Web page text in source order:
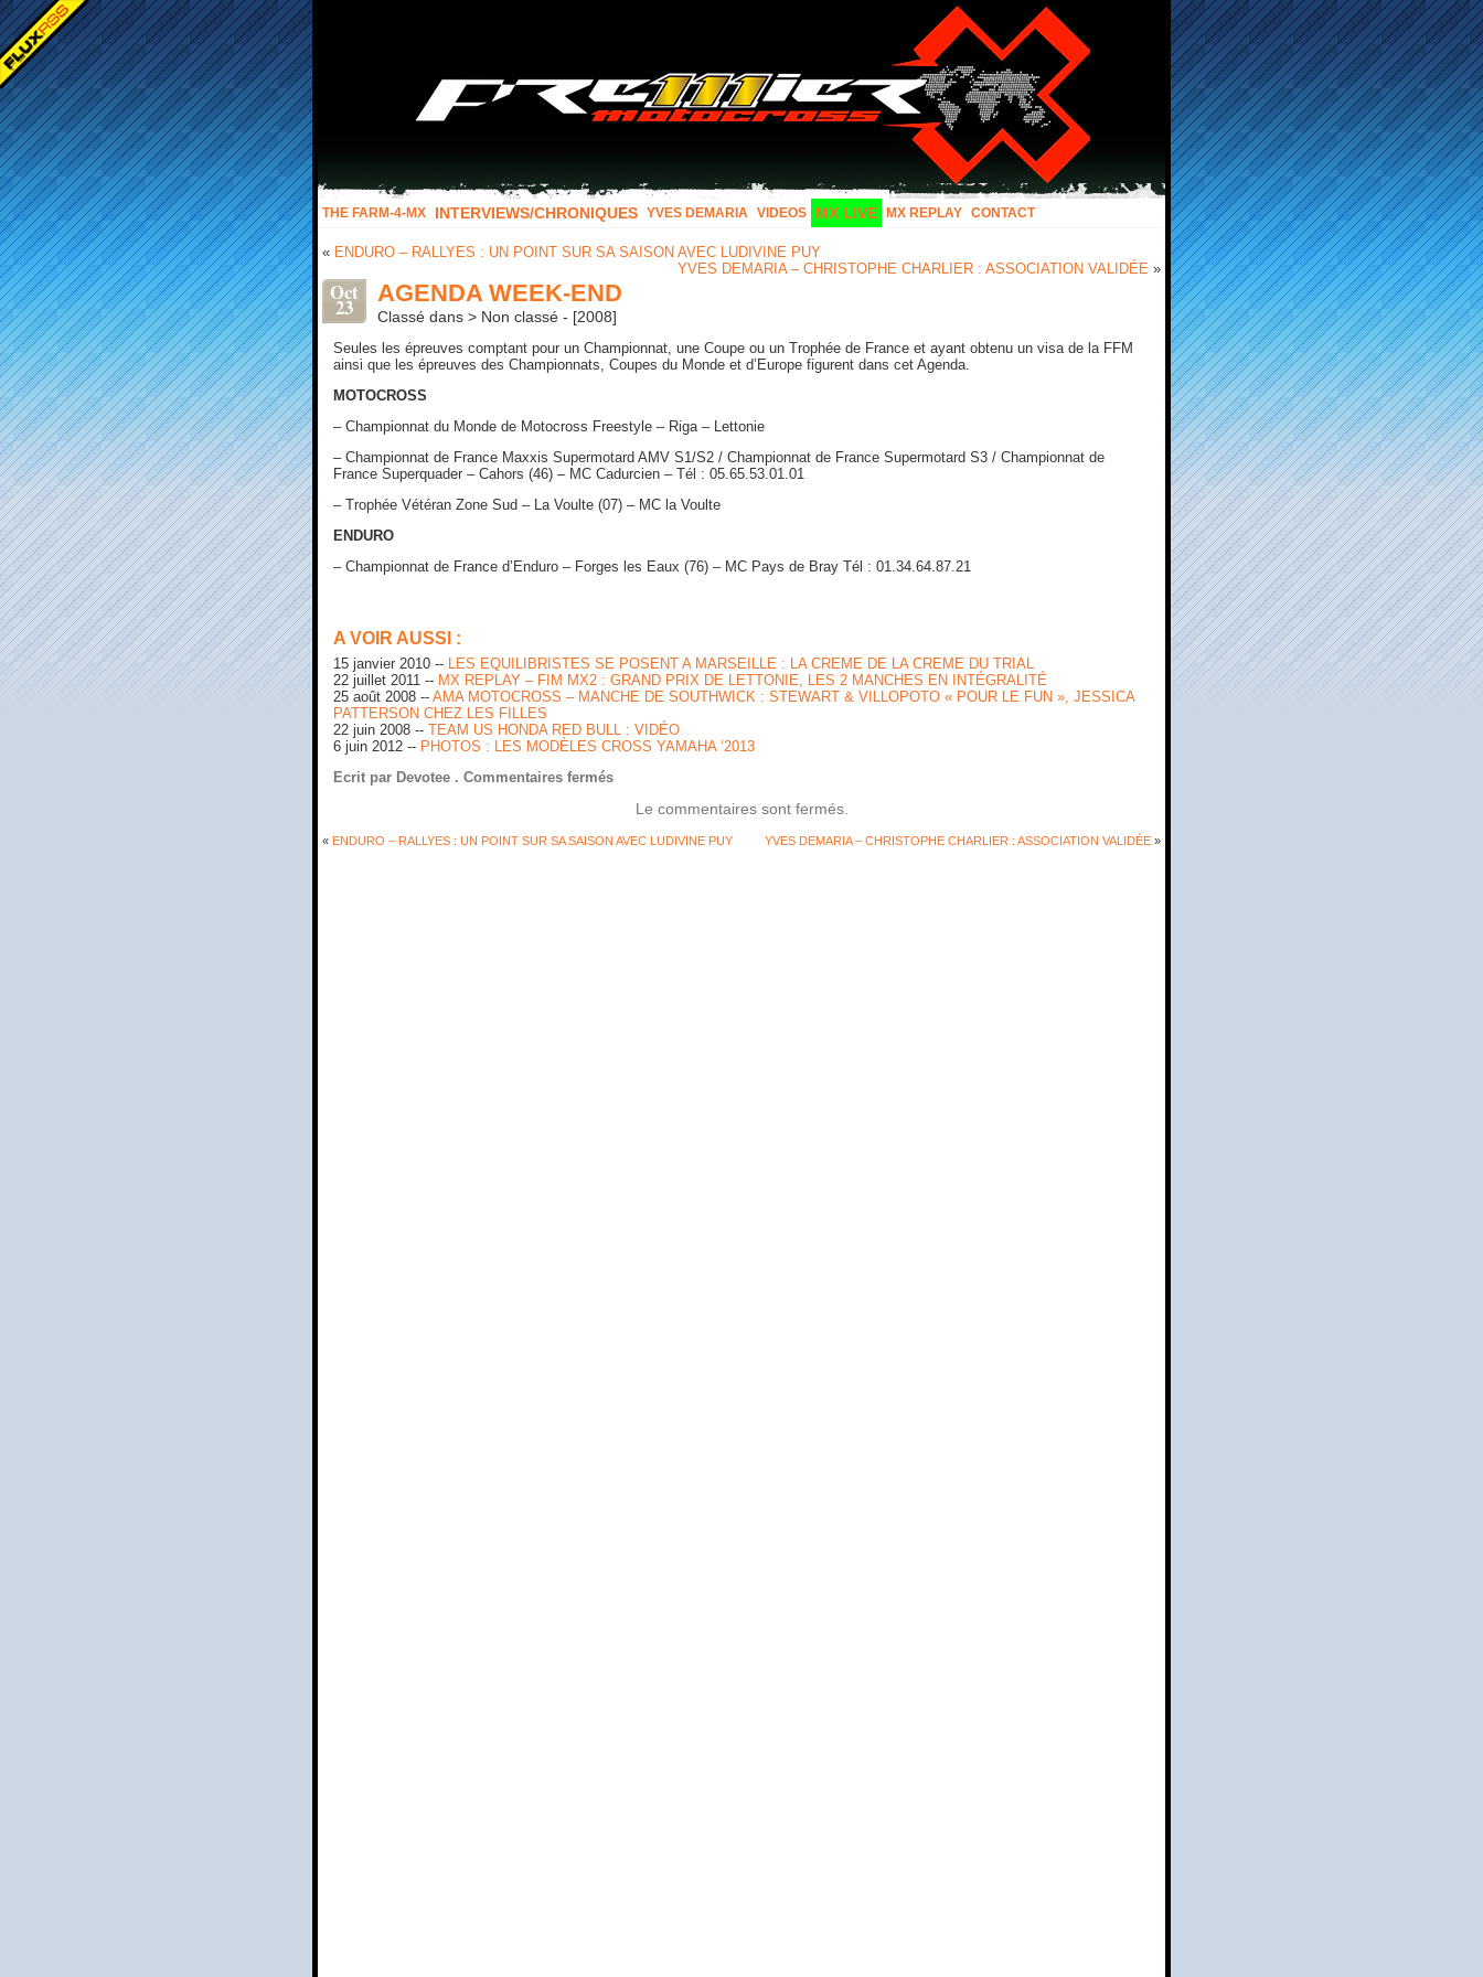
THE FARM-4-MX INTERVIEWS/CHRONIQUES YVES DEMARIA VIDEOS MX LIVE MX REPLAY CONTACT
« ENDURO – RALLYES : UN POINT SUR SA SAISON AVEC LUDIVINE PUY
YVES DEMARIA – CHRISTOPHE CHARLIER : ASSOCIATION VALIDÉE »
Oct
23
AGENDA WEEK-END
Classé dans > Non classé - [2008]
Seules les épreuves comptant pour un Championnat, une Coupe ou un Trophée de France et ayant obtenu un visa de la FFM
ainsi que les épreuves des Championnats, Coupes du Monde et d’Europe figurent dans cet Agenda.
MOTOCROSS
– Championnat du Monde de Motocross Freestyle – Riga – Lettonie
– Championnat de France Maxxis Supermotard AMV S1/S2 / Championnat de France Supermotard S3 / Championnat de
France Superquader – Cahors (46) – MC Cadurcien – Tél : 05.65.53.01.01
– Trophée Vétéran Zone Sud – La Voulte (07) – MC la Voulte
ENDURO
– Championnat de France d’Enduro – Forges les Eaux (76) – MC Pays de Bray Tél : 01.34.64.87.21
A VOIR AUSSI :
15 janvier 2010 -- LES EQUILIBRISTES SE POSENT A MARSEILLE : LA CREME DE LA CREME DU TRIAL
22 juillet 2011 -- MX REPLAY – FIM MX2 : GRAND PRIX DE LETTONIE, LES 2 MANCHES EN INTÉGRALITÉ
25 août 2008 -- AMA MOTOCROSS – MANCHE DE SOUTHWICK : STEWART & VILLOPOTO « POUR LE FUN », JESSICA
PATTERSON CHEZ LES FILLES
22 juin 2008 -- TEAM US HONDA RED BULL : VIDÉO
6 juin 2012 -- PHOTOS : LES MODÈLES CROSS YAMAHA ‘2013
Ecrit par Devotee . Commentaires ferméssur
WEEK-
Le commentaires sont fermés.
« ENDURO – RALLYES : UN POINT SUR SA SAISON AVEC LUDIVINE PUY YVES DEMARIA – CHRISTOPHE CHARLIER : ASSOCIATION VALIDÉE »